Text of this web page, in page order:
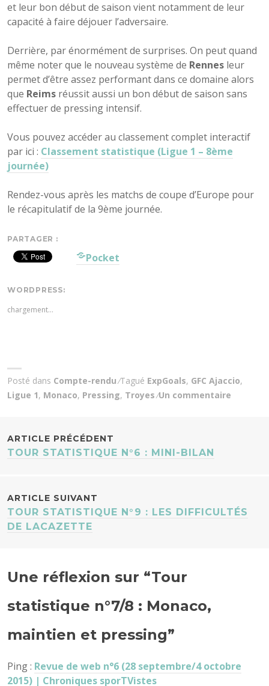
et leur bon début de saison vient notamment de leur
capacité à faire déjouer l’adversaire.
Derrière, par énormément de surprises. On peut quand
même noter que le nouveau système de Rennes leur
permet d’être assez performant dans ce domaine alors
que Reims réussit aussi un bon début de saison sans
effectuer de pressing intensif.
Vous pouvez accéder au classement complet interactif
par ici : Classement statistique (Ligue 1 – 8ème
journée)
Rendez-vous après les matchs de coupe d’Europe pour
le récapitulatif de la 9ème journée.
PARTAGER :
Pocket
WORDPRESS:
chargement…
Posté dans Compte-rendu Tagué ExpGoals, GFC Ajaccio,
Ligue 1, Monaco, Pressing, Troyes Un commentaire
NAVIGATION
ARTICLES
ARTICLE PRÉCÉDENT
TOUR STATISTIQUE N°6 : MINI-BILAN
ARTICLE SUIVANT
TOUR STATISTIQUE N°9 : LES DIFFICULTÉS
DE LACAZETTE
Une réflexion sur “Tour
statistique n°7/8 : Monaco,
maintien et pressing”
Ping : Revue de web n°6 (28 septembre/4 octobre
2015) | Chroniques sporTVistes